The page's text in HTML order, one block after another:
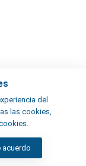
del
las cookies,
acuerdo